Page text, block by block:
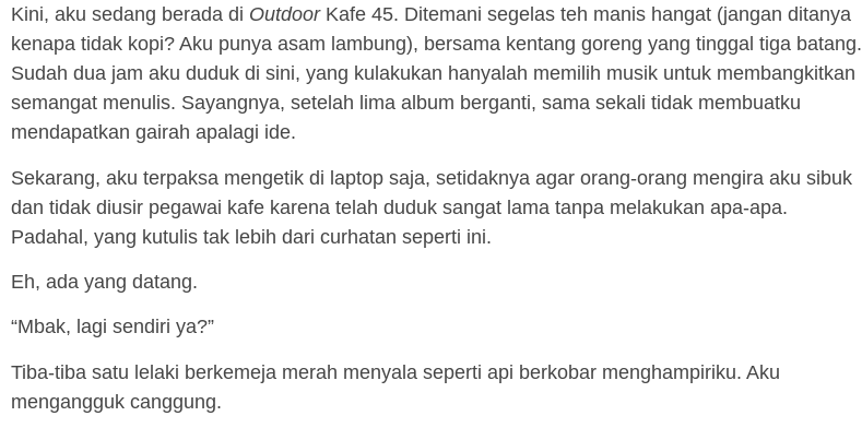
Kini, aku sedang berada di Outdoor Kafe 45. Ditemani segelas teh manis hangat (jangan ditanya
kenapa tidak kopi? Aku punya asam lambung), bersama kentang goreng yang tinggal tiga batang.
Sudah dua jam aku duduk di sini, yang kulakukan hanyalah memilih musik untuk membangkitkan
semangat menulis. Sayangnya, setelah lima album berganti, sama sekali tidak membuatku
mendapatkan gairah apalagi ide.
Sekarang, aku terpaksa mengetik di laptop saja, setidaknya agar orang-orang mengira aku sibuk
dan tidak diusir pegawai kafe karena telah duduk sangat lama tanpa melakukan apa-apa.
Padahal, yang kutulis tak lebih dari curhatan seperti ini.
Eh, ada yang datang.
“Mbak, lagi sendiri ya?”
Tiba-tiba satu lelaki berkemeja merah menyala seperti api berkobar menghampiriku. Aku
mengangguk canggung.